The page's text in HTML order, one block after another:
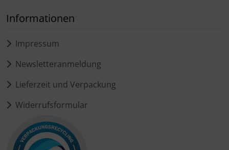
Informationen
Impressum
Newsletteranmeldung
Lieferzeit und Verpackung
Widerrufsformular